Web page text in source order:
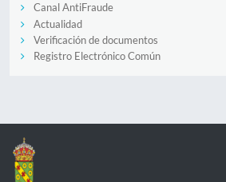
Canal AntiFraude
Actualidad
Verificación de documentos
Registro Electrónico Común